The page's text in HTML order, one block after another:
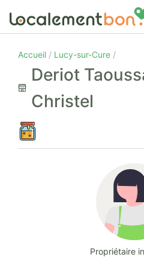
Accueil Lucy-sur-Cure
Deriot
Christel
Propriétaire